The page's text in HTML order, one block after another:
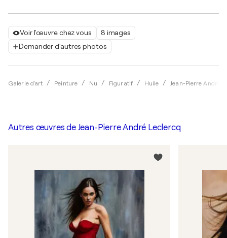
Voir l'œuvre chez vous
8 images
Demander d'autres photos
Galerie d'art Peinture Nu Figuratif Huile Jean-Pierre André
Autres œuvres de Jean-Pierre André Leclercq